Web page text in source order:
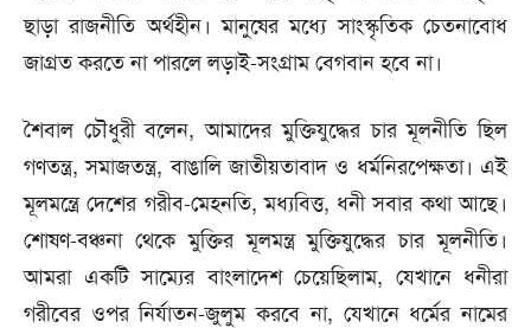
ছাড়া রাজনীতি অর্থহীন। মানুষের মধ্যে সাংস্কৃতিক চেতনাবোধ
জাগ্রত করতে না পারলে লড়াই-সংগ্রাম বেগবান হবে না।
শৈবাল চৌধুরী বলেন, আমাদের মুক্তিযুদ্ধের চার মূলনীতি ছিল
গণতন্ত্র, সমাজতন্ত্র, বাঙালি জাতীয়তাবাদ ও ধর্মনিরপেক্ষতা। এই
মূলমন্ত্রে দেশের গরীব-মেহনতি, মধ্যবিত্ত, ধনী সবার কথা আছে।
শোষণ-বঞ্চনা থেকে মুক্তির মূলমন্ত্র মুক্তিযুদ্ধের চার মূলনীতি।
আমরা একটি সাম্যের বাংলাদেশ চেয়েছিলাম, যেখানে ধনীরা
গরীবের ওপর নির্যাতন-জুলুম করবে না, যেখানে ধর্মের নামের